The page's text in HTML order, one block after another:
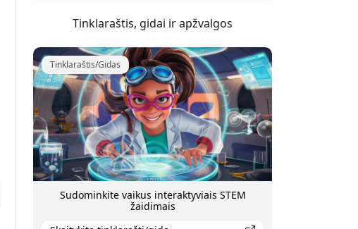
Tinklaraštis, gidai ir apžvalgos
Tinklaraštis/Gidas
Sudominkite vaikus interaktyviais STEM
žaidimais